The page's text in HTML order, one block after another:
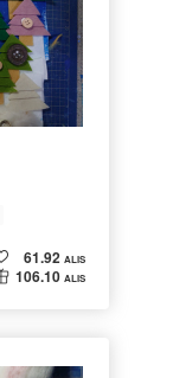
61.92 ALIS
106.10 ALIS